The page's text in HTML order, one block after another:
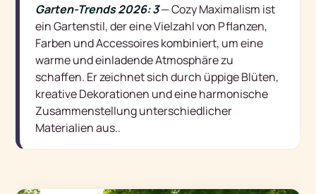
Garten-Trends 2026: 3—Cozy Maximalism ist
ein Gartenstil, der eine Vielzahl von Pflanzen,
Farben und Accessoires kombiniert, um eine
warme und einladende Atmosphäre zu
schaffen. Er zeichnet sich durch üppige Blüten,
kreative Dekorationen und eine harmonische
Zusammenstellung unterschiedlicher
Materialien aus..